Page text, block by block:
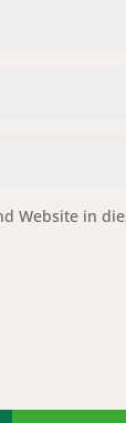
Website in